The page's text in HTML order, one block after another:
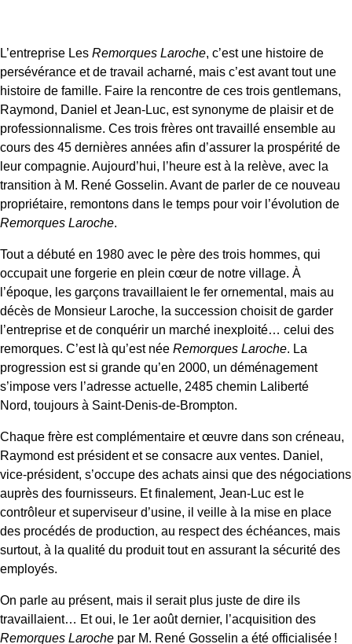
L’entreprise Les Remorques Laroche, c’est une histoire de
persévérance et de travail acharné, mais c’est avant tout une
histoire de famille. Faire la rencontre de ces trois gentlemans,
Raymond, Daniel et Jean-Luc, est synonyme de plaisir et de
professionnalisme. Ces trois frères ont travaillé ensemble au
cours des 45 dernières années afin d’assurer la prospérité de
leur compagnie. Aujourd’hui, l’heure est à la relève, avec la
transition à M. René Gosselin. Avant de parler de ce nouveau
propriétaire, remontons dans le temps pour voir l’évolution de
Remorques Laroche.
Tout a débuté en 1980 avec le père des trois hommes, qui
occupait une forgerie en plein cœur de notre village. À
l’époque, les garçons travaillaient le fer ornemental, mais au
décès de Monsieur Laroche, la succession choisit de garder
l’entreprise et de conquérir un marché inexploité… celui des
remorques. C’est là qu’est née Remorques Laroche. La
progression est si grande qu’en 2000, un déménagement
s’impose vers l’adresse actuelle, 2485 chemin Laliberté
Nord, toujours à Saint-Denis-de-Brompton.
Chaque frère est complémentaire et œuvre dans son créneau,
Raymond est président et se consacre aux ventes. Daniel,
vice-président, s’occupe des achats ainsi que des négociations
auprès des fournisseurs. Et finalement, Jean-Luc est le
contrôleur et superviseur d’usine, il veille à la mise en place
des procédés de production, au respect des échéances, mais
surtout, à la qualité du produit tout en assurant la sécurité des
employés.
On parle au présent, mais il serait plus juste de dire ils
travaillaient… Et oui, le 1er août dernier, l’acquisition des
Remorques Laroche par M. René Gosselin a été officialisée !